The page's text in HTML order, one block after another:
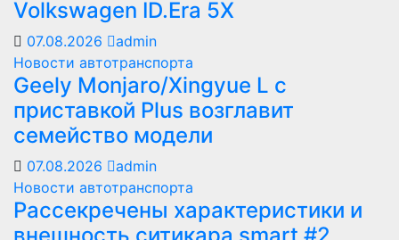
Volkswagen ID.Era 5X
07.08.2026
admin
Новости автотранспорта
Geely Monjaro/Xingyue L с
приставкой Plus возглавит
семейство модели
07.08.2026
admin
Новости автотранспорта
Рассекречены характеристики и